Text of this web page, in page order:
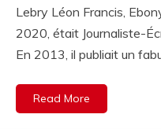
Lebry Léon Francis,
2020, était Journaliste-
En 2013, il publiait un
Read More